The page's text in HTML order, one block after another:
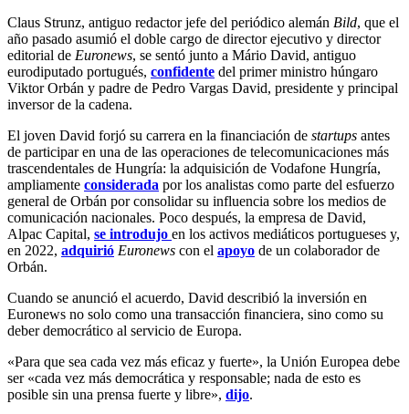
Claus Strunz, antiguo redactor jefe del periódico alemán Bild, que el
año pasado asumió el doble cargo de director ejecutivo y director
editorial de Euronews, se sentó junto a Mário David, antiguo
eurodiputado portugués, confidente del primer ministro húngaro
Viktor Orbán y padre de Pedro Vargas David, presidente y principal
inversor de la cadena.
El joven David forjó su carrera en la financiación de startups antes
de participar en una de las operaciones de telecomunicaciones más
trascendentales de Hungría: la adquisición de Vodafone Hungría,
ampliamente considerada por los analistas como parte del esfuerzo
general de Orbán por consolidar su influencia sobre los medios de
comunicación nacionales. Poco después, la empresa de David,
Alpac Capital, se introdujo en los activos mediáticos portugueses y,
en 2022, adquirió Euronews con el apoyo de un colaborador de
Orbán.
Cuando se anunció el acuerdo, David describió la inversión en
Euronews no solo como una transacción financiera, sino como su
deber democrático al servicio de Europa.
«Para que sea cada vez más eficaz y fuerte», la Unión Europea debe
ser «cada vez más democrática y responsable; nada de esto es
posible sin una prensa fuerte y libre», dijo.